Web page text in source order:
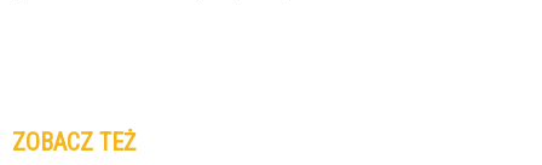
ZOBACZ TEŻ